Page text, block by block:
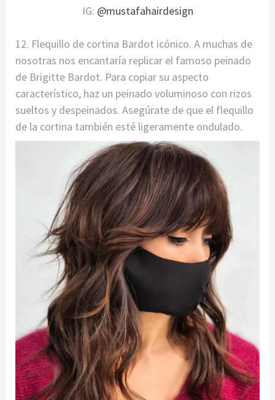
IG: @mustafahairdesign
12. Flequillo de cortina Bardot icónico. A muchas de
nosotras nos encantaría replicar el famoso peinado
de Brigitte Bardot. Para copiar su aspecto
característico, haz un peinado voluminoso con rizos
sueltos y despeinados. Asegúrate de que el flequillo
de la cortina también esté ligeramente ondulado.